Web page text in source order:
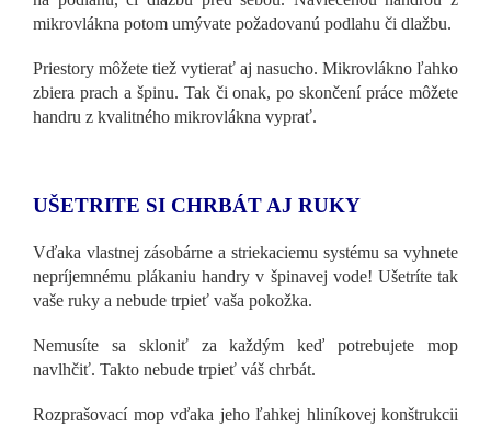
mikrovlákna potom umývate požadovanú podlahu či dlažbu.
Priestory môžete tiež vytierať aj nasucho. Mikrovlákno ľahko
zbiera prach a špinu. Tak či onak, po skončení práce môžete
handru z kvalitného mikrovlákna vyprať.
UŠETRITE SI CHRBÁT AJ RUKY
Vďaka vlastnej zásobárne a striekaciemu systému sa vyhnete
nepríjemnému plákaniu handry v špinavej vode! Ušetríte tak
vaše ruky a nebude trpieť vaša pokožka.
Nemusíte sa skloniť za každým keď potrebujete mop
navlhčiť. Takto nebude trpieť váš chrbát.
Rozprašovací mop vďaka jeho ľahkej hliníkovej konštrukcii